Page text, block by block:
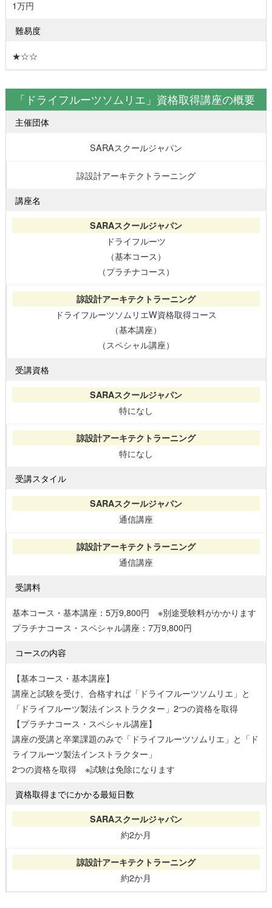
1万円
難易度
★☆☆
「ドライフルーツソムリエ」資格取得講座の概要
主催団体
SARAスクールジャパン
諒設計アーキテクトラーニング
講座名
ドライフルーツ
（基本コース）
（プラチナコース）
ドライフルーツソムリエW資格取得コース
（基本講座）
（スペシャル講座）
受講資格
特になし
特になし
受講スタイル
通信講座
通信講座
受講料
基本コース・基本講座：5万9,800円 ※別途受験料がかかります
プラチナコース・スペシャル講座：7万9,800円
コースの内容
【基本コース・基本講座】
講座と試験を受け、合格すれば「ドライフルーツソムリエ」と
「ドライフルーツ製法インストラクター」2つの資格を取得
【プラチナコース・スペシャル講座】
講座の受講と卒業課題のみで「ドライフルーツソムリエ」と「ド
ライフルーツ製法インストラクター」
2つの資格を取得 ※試験は免除になります
資格取得までにかかる最短日数
約2か月
約2か月